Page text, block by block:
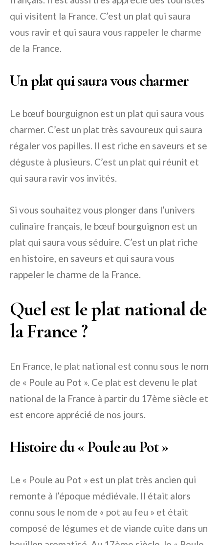
qui visitent la France. C’est un plat qui saura
vous ravir et qui saura vous rappeler le charme
de la France.
Un plat qui saura vous charmer
Le bœuf bourguignon est un plat qui saura vous
charmer. C’est un plat très savoureux qui saura
régaler vos papilles. Il est riche en saveurs et se
déguste à plusieurs. C’est un plat qui réunit et
qui saura ravir vos invités.
Si vous souhaitez vous plonger dans l’univers
culinaire français, le bœuf bourguignon est un
plat qui saura vous séduire. C’est un plat riche
en histoire, en saveurs et qui saura vous
rappeler le charme de la France.
Quel est le plat national de
la France ?
En France, le plat national est connu sous le nom
de « Poule au Pot ». Ce plat est devenu le plat
national de la France à partir du 17ème siècle et
est encore apprécié de nos jours.
Histoire du « Poule au Pot »
Le « Poule au Pot » est un plat très ancien qui
remonte à l’époque médiévale. Il était alors
connu sous le nom de « pot au feu » et était
composé de légumes et de viande cuite dans un